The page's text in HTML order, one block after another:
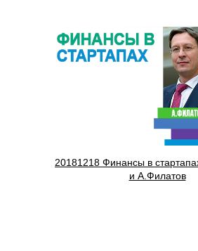
20181218 Финансы в
и А.Филатов